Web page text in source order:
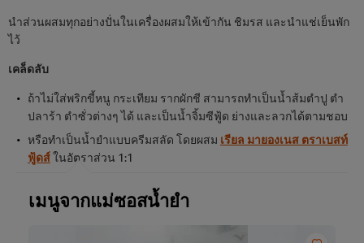
นำส่วนผสมทุกอย่างปั่นในเครื่องผสมให้เข้ากัน ชิมรส และนำแช่เย็นพัก
ไว้
เคล็ดลับ
ถ้าไม่ใส่พริกขี้หนู กระเทียม รากผักชี สามารถทำเป็นน้ำส้มตำปู ตำ
ปลาร้า ตำซั่วต่างๆ ได้ และเป็นน้ำจิ้มซีฟู้ด ย่างและลวกได้ตามชอบ
หรือทำเป็นน้ำยำแบบครีมสลัด โดยผสม เรียล มายองเนส ตราเบสท์
ฟู้ดส์ในอัตราส่วน 1:1
เมนูจากแม่ซอสน้ำยำ